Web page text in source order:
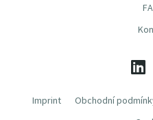
Imprint Obchodní